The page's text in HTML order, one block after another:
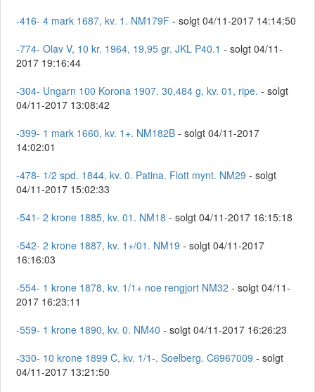
-416- 4 mark 1687, kv. 1. NM179F - solgt 04/11-2017 14:14:50
-774- Olav V, 10 kr. 1964, 19,95 gr. JKL P40.1 - solgt 04/11-
2017 19:16:44
-304- Ungarn 100 Korona 1907. 30,484 g, kv. 01, ripe. - solgt
04/11-2017 13:08:42
-399- 1 mark 1660, kv. 1+. NM182B - solgt 04/11-2017
14:02:01
-478- 1/2 spd. 1844, kv. 0. Patina. Flott mynt. NM29 - solgt
04/11-2017 15:02:33
-541- 2 krone 1885, kv. 01. NM18 - solgt 04/11-2017 16:15:18
-542- 2 krone 1887, kv. 1+/01. NM19 - solgt 04/11-2017
16:16:03
-554- 1 krone 1878, kv. 1/1+ noe rengjort NM32 - solgt 04/11-
2017 16:23:11
-559- 1 krone 1890, kv. 0. NM40 - solgt 04/11-2017 16:26:23
-330- 10 krone 1899 C, kv. 1/1-. Soelberg. C6967009 - solgt
04/11-2017 13:21:50